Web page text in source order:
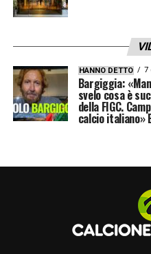
HANNO DETTO 7
Bargiggia:
svelo cosa è
della FIGC.
calcio italiano»